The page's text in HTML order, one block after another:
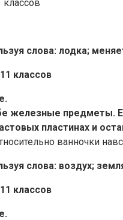
слова: лодка;
железные предметы.
пластинах и
ванночки
слова: воздух;